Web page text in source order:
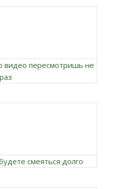
видео пересмотришь не
раз
смеяться долго